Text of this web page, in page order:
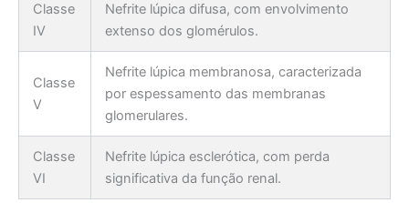
Classe
IV
Nefrite lúpica difusa, com envolvimento
extenso dos glomérulos.
Classe
V
Nefrite lúpica membranosa, caracterizada
por espessamento das membranas
glomerulares.
Classe
VI
Nefrite lúpica esclerótica, com perda
significativa da função renal.